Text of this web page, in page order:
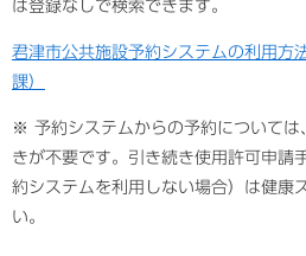
は登録なしで検索できます。
君津市公共施設予約システムの利用方
課）
※ 予約システムからの予約については
きが不要です。引き続き使用許可申請
約システムを利用しない場合）は健康
い。